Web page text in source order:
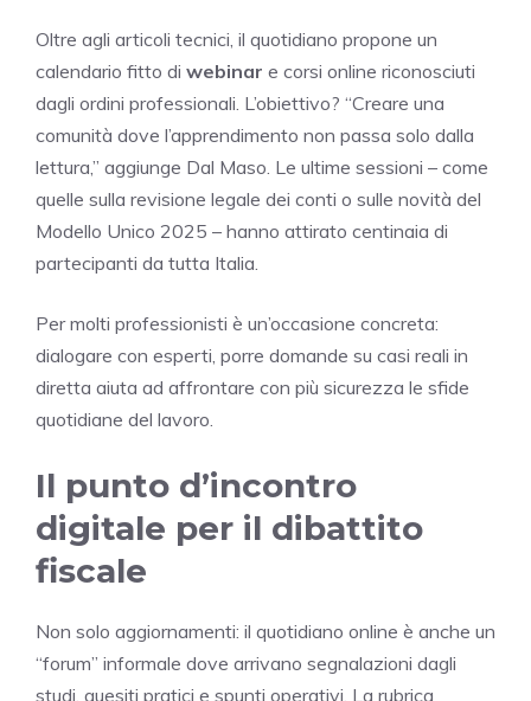
Oltre agli articoli tecnici, il quotidiano propone un
calendario fitto di webinar e corsi online riconosciuti
dagli ordini professionali. L’obiettivo? “Creare una
comunità dove l’apprendimento non passa solo dalla
lettura,” aggiunge Dal Maso. Le ultime sessioni – come
quelle sulla revisione legale dei conti o sulle novità del
Modello Unico 2025 – hanno attirato centinaia di
partecipanti da tutta Italia.
Per molti professionisti è un’occasione concreta:
dialogare con esperti, porre domande su casi reali in
diretta aiuta ad affrontare con più sicurezza le sfide
quotidiane del lavoro.
Il punto d’incontro
digitale per il dibattito
fiscale
Non solo aggiornamenti: il quotidiano online è anche un
“forum” informale dove arrivano segnalazioni dagli
studi, quesiti pratici e spunti operativi. La rubrica